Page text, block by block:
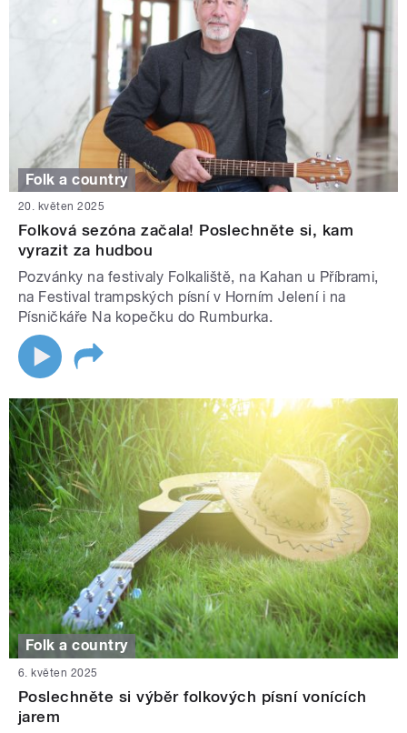
Folk a country
20. květen 2025
Folková sezóna začala! Poslechněte si, kam
vyrazit za hudbou
Pozvánky na festivaly Folkaliště, na Kahan u Příbrami,
na Festival trampských písní v Horním Jelení i na
Písničkáře Na kopečku do Rumburka.
Folk a country
6. květen 2025
Poslechněte si výběr folkových písní vonících
jarem